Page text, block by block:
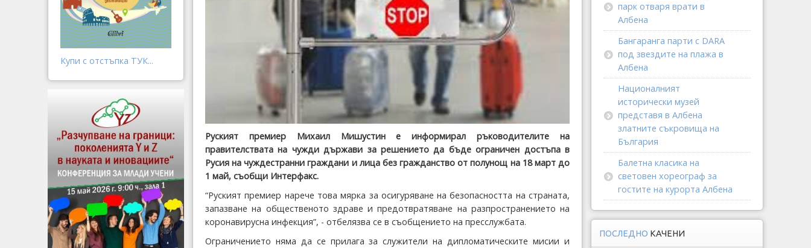
Руският премиер Михаил Мишустин е информирал ръководителите на
правителствата на чужди държави за решението да бъде ограничен достъпа в
Русия на чуждестранни граждани и лица без гражданство от полунощ на 18 март до
1 май, съобщи Интерфакс.
“Руският премиер нарече това мярка за осигуряване на безопасността на страната,
запазване на общественото здраве и предотвратяване на разпространението на
коронавирусна инфекция”, - отбелязва се в съобщението на пресслужбата.
Ограничението няма да се прилага за служители на дипломатическите мисии и
Купи с отстъпка ТУК...
парк отваря врати в
Албена
Бангаранга парти с DARA
под звездите на плажа в
Албена
Националният
исторически музей
представя в Албена
златните съкровища на
България
Балетна класика на
световен хореограф за
гостите на курорта Албена
ПОСЛЕДНО КАЧЕНИ